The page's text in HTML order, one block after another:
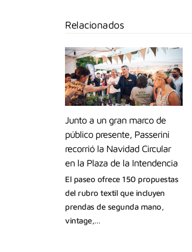
Relacionados
Junto a un gran marco de
público presente, Passerini
recorrió la Navidad Circular
en la Plaza de la Intendencia
El paseo ofrece 150 propuestas
del rubro textil que incluyen
prendas de segunda mano,
vintage,…